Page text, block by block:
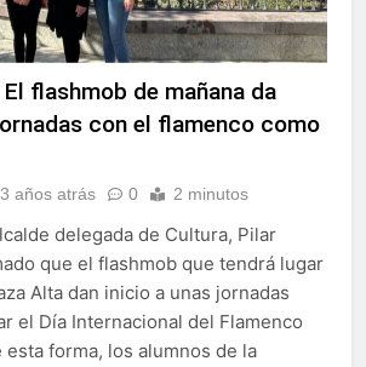
El flashmob de mañana da
con el flamenco como
3 años atrás 0 2 minutos
delegada de Cultura, Pilar
que el flashmob que tendrá lugar
Alta dan inicio a unas jornadas
el Día Internacional del Flamenco
esta forma, los alumnos de la